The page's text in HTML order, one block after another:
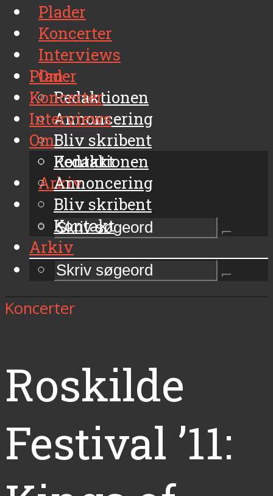
Plader
Koncerter
Interviews
Om
Redaktionen
Annoncering
Bliv skribent
Kontakt
Arkiv
Plader
Koncerter
Interviews
Om
Redaktionen
Annoncering
Bliv skribent
Kontakt
Arkiv
Koncerter
Roskilde
Festival ’11: